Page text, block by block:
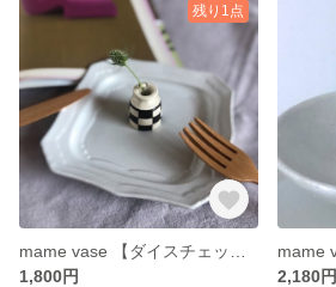
残り1点
1,800円
2,180円